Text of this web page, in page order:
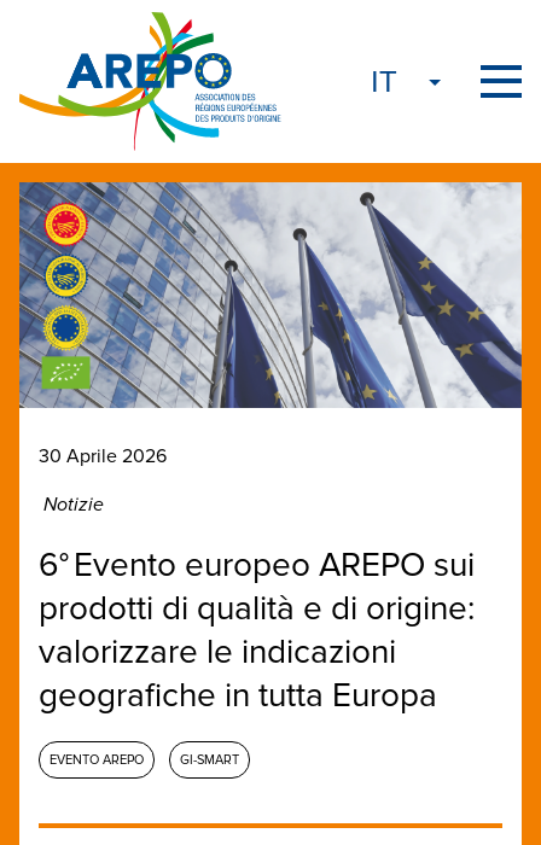
30 Aprile 2026
Notizie
6° Evento europeo AREPO sui
prodotti di qualità e di origine:
valorizzare le indicazioni
geografiche in tutta Europa
EVENTO AREPO GI-SMART